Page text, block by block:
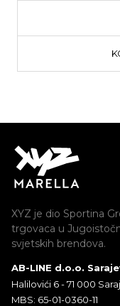
XYZ je dio Sportina
trgovaca u
svjetskih brendova.
AB-LINE d.o.o.
Halilovići 6 - 71 000
MBS: 65-01-0360-11